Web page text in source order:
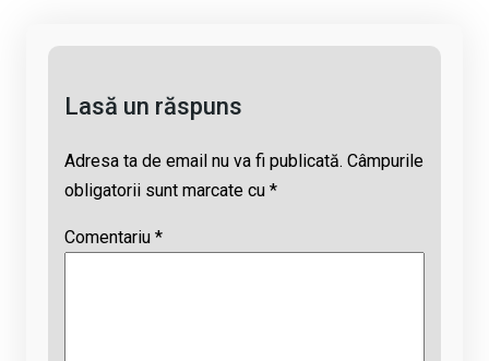
Lasă un răspuns
Adresa ta de email nu va fi publicată. Câmpurile
obligatorii sunt marcate cu *
Comentariu *